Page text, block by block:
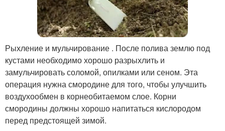
Рыхление и мульчирование . После полива землю под
кустами необходимо хорошо разрыхлить и
замульчировать соломой, опилками или сеном. Эта
операция нужна смородине для того, чтобы улучшить
воздухообмен в корнеобитаемом слое. Корни
смородины должны хорошо напитаться кислородом
перед предстоящей зимой.